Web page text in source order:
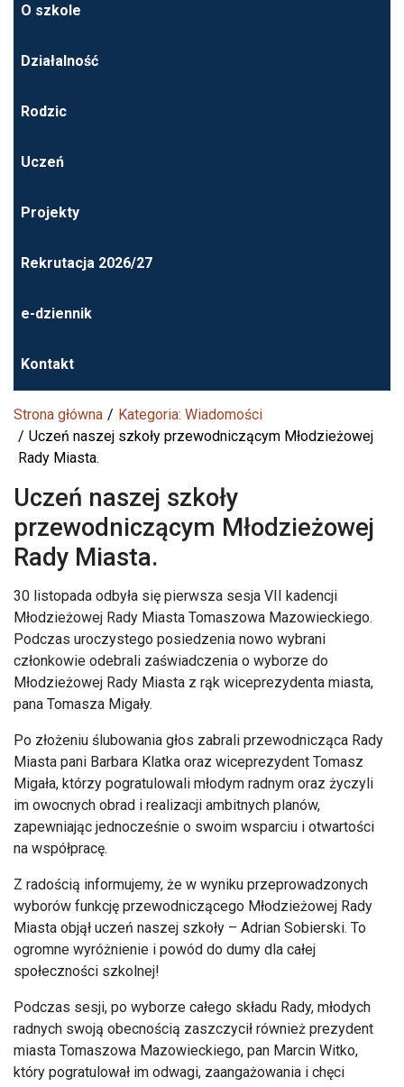
O szkole
Działalność
Rodzic
Uczeń
Projekty
Rekrutacja 2026/27
e-dziennik
Kontakt
Strona główna
Kategoria: Wiadomości
Uczeń naszej szkoły przewodniczącym Młodzieżowej
Rady Miasta.
Uczeń naszej szkoły
przewodniczącym Młodzieżowej
Rady Miasta.
30 listopada odbyła się pierwsza sesja VII kadencji
Młodzieżowej Rady Miasta Tomaszowa Mazowieckiego.
Podczas uroczystego posiedzenia nowo wybrani
członkowie odebrali zaświadczenia o wyborze do
Młodzieżowej Rady Miasta z rąk wiceprezydenta miasta,
pana Tomasza Migały.
Po złożeniu ślubowania głos zabrali przewodnicząca Rady
Miasta pani Barbara Klatka oraz wiceprezydent Tomasz
Migała, którzy pogratulowali młodym radnym oraz życzyli
im owocnych obrad i realizacji ambitnych planów,
zapewniając jednocześnie o swoim wsparciu i otwartości
na współpracę.
Z radością informujemy, że w wyniku przeprowadzonych
wyborów funkcję przewodniczącego Młodzieżowej Rady
Miasta objął uczeń naszej szkoły – Adrian Sobierski. To
ogromne wyróżnienie i powód do dumy dla całej
społeczności szkolnej!
Podczas sesji, po wyborze całego składu Rady, młodych
radnych swoją obecnością zaszczycił również prezydent
miasta Tomaszowa Mazowieckiego, pan Marcin Witko,
który pogratulował im odwagi, zaangażowania i chęci